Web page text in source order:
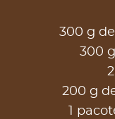
300 g
300
200 g
1